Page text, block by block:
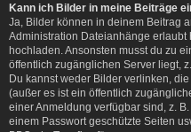
Kann ich Bilder in meine Beiträge
Ja, Bilder können in deinem Beitrag
Administration Dateianhänge erlaubt
hochladen. Ansonsten musst du zu
öffentlich zugänglichen Server liegt,
Du kannst weder Bilder verlinken,
(außer es ist ein öffentlich
einer Anmeldung verfügbar sind, z.
einem Passwort geschützte Seiten